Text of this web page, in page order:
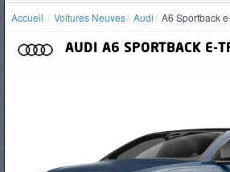
Accueil Voitures Neuves Audi A6 Sportback
AUDI A6 SPORTBACK E-
D'OCCASION